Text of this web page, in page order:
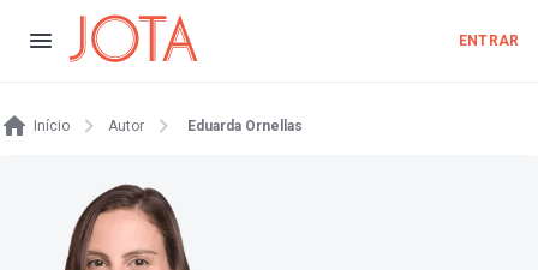
ENTRAR
Início Autor Eduarda Ornellas